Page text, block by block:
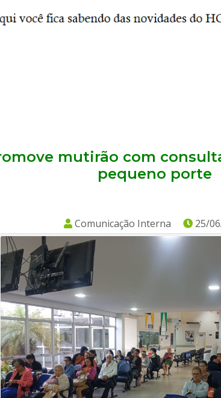
mutirão com
pequeno porte
Comunicação Interna 25/